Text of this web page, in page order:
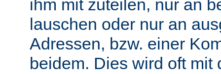
ihm mit zuteilen, nur an
lauschen oder nur an
Adressen, bzw. einer
beidem. Dies wird oft mit